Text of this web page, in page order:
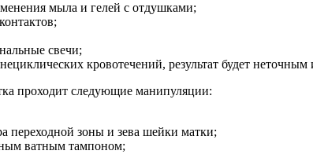
мыла и гелей с отдушками;
свечи;
кровотечений, результат будет
проходит следующие манипуляции:
переходной зоны и зева шейки матки;
ватным тампоном;